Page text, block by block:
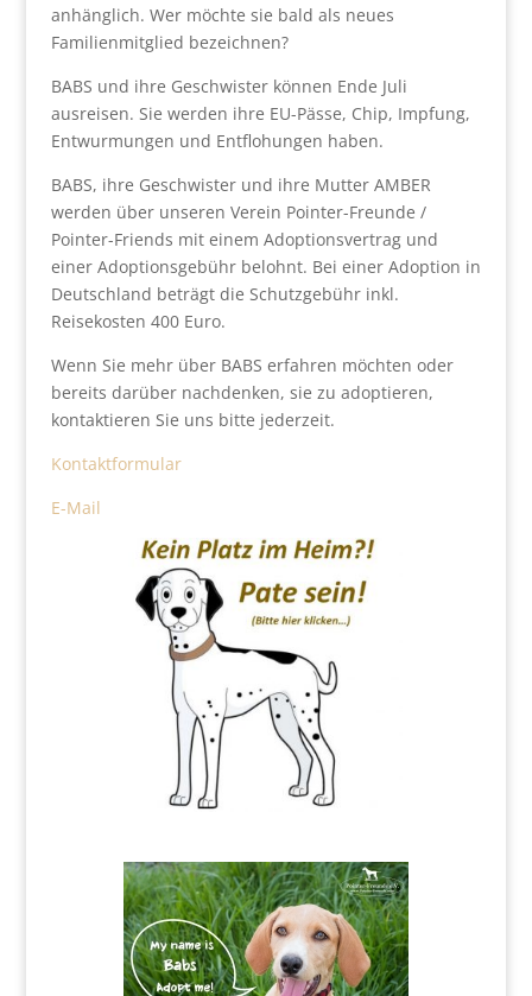
anhänglich. Wer möchte sie bald als neues
Familienmitglied bezeichnen?
BABS und ihre Geschwister können Ende Juli
ausreisen. Sie werden ihre EU-Pässe, Chip, Impfung,
Entwurmungen und Entflohungen haben.
BABS, ihre Geschwister und ihre Mutter AMBER
werden über unseren Verein Pointer-Freunde /
Pointer-Friends mit einem Adoptionsvertrag und
einer Adoptionsgebühr belohnt. Bei einer Adoption in
Deutschland beträgt die Schutzgebühr inkl.
Reisekosten 400 Euro.
Wenn Sie mehr über BABS erfahren möchten oder
bereits darüber nachdenken, sie zu adoptieren,
kontaktieren Sie uns bitte jederzeit.
Kontaktformular
E-Mail